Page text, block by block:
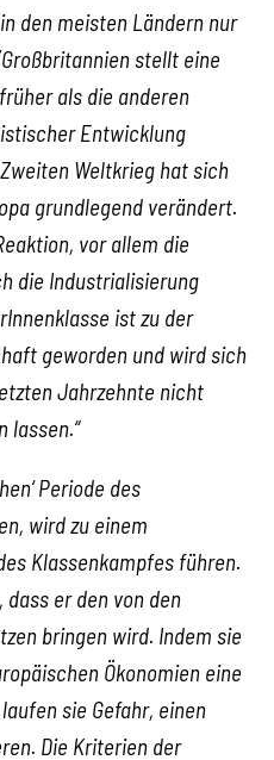
den meisten Ländern nur
stellt eine
als die anderen
Entwicklung
Weltkrieg hat sich
grundlegend verändert.
vor allem die
die Industrialisierung
ist zu der
geworden und wird sich
Jahrzehnte nicht
lassen.“
Periode des
wird zu einem
Klassenkampfes führen.
er den von den
bringen wird. Indem sie
Ökonomien eine
sie Gefahr, einen
Die Kriterien der